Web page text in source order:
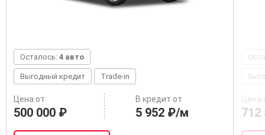
Осталось: 4 авто
Выгодный кредит Trade-in
Цена от
500 000 ₽
В кредит от
5 952 ₽/м
Цена
712